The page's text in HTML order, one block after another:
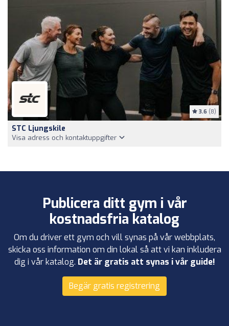
3.6 (8)
STC Ljungskile
Visa adress och kontaktuppgifter
Publicera ditt gym i vår
kostnadsfria katalog
Om du driver ett gym och vill synas på vår webbplats,
skicka oss information om din lokal så att vi kan inkludera
dig i vår katalog. Det är gratis att synas i vår guide!
Begär gratis registrering